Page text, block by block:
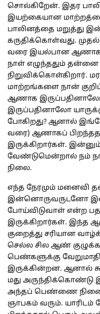
சொல்கிறேன். இதர
இயற்கையான
பாலினத்தை
கருதிக்கொள்வது.
வரை இயல்பான ஆணாக
நாள் எழுந்ததும்
நிறுவிக்கொள்கிறார்.
மாற்றங்களை நான்
ஆணாக
இருப்பதினாலோ
போகிறது? ஆனால்
வரை) ஆணாகப்
இருக்கிறார்கள்.
வேண்டுமென்றால் நம்
நிலை.
எந்த நேரமும் மனைவி
இன்னொருவருடனோ
போய்விடுவாள் என்ற
இருக்கிறார்கள். இந்த
குறைத்து சரியான
செல்ல சில ஆண்
பெண்களுக்கு
இருக்கின்றன. ஆனால்
மது அருந்திக்கொண்டு
அந்தப் பெண்ணை
ஞாபகம் வரும்.